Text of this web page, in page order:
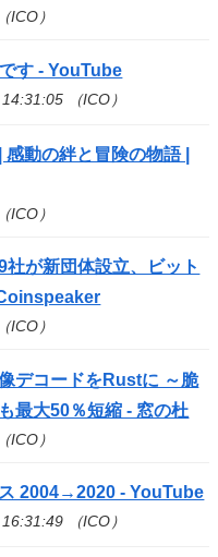
ICO）
す - YouTube
（ICO）
動の絆と冒険の物語 |
ICO）
が新団体設立、ビット
ICO）
デコードをRustに ～脆
最大50％短縮 - 窓の杜
ICO）
2004→2020 - YouTube
（ICO）